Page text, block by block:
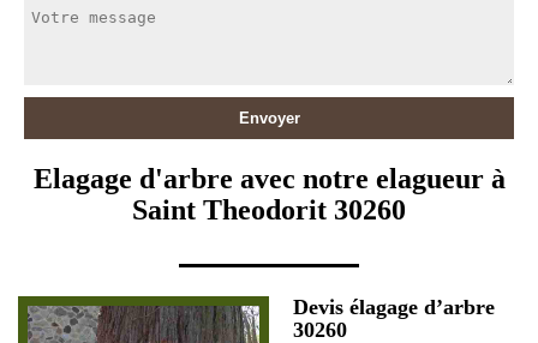
Elagage d'arbre avec notre elagueur à
Saint Theodorit 30260
Devis élagage d’arbre
30260